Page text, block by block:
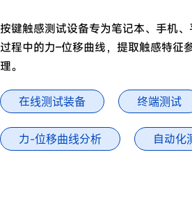
按键触感测试设备专为笔记本、手机
过程中的力–位移曲线，提取触感特征
理。
在线测试装备 终端测试
力-位移曲线分析 自动化